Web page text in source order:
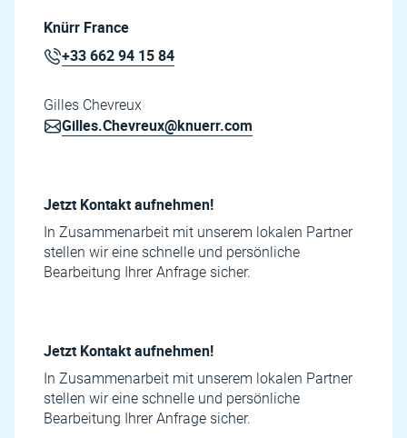
Knürr France
+33 662 94 15 84
Gilles Chevreux
Gilles.Chevreux@knuerr.com
Jetzt Kontakt aufnehmen!
In Zusammenarbeit mit unserem lokalen Partner
stellen wir eine schnelle und persönliche
Bearbeitung Ihrer Anfrage sicher.
Jetzt Kontakt aufnehmen!
In Zusammenarbeit mit unserem lokalen Partner
stellen wir eine schnelle und persönliche
Bearbeitung Ihrer Anfrage sicher.